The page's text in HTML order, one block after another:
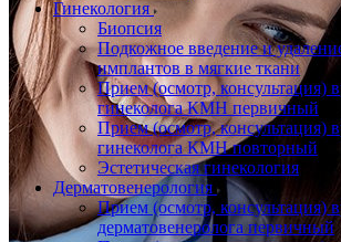
Гинекология
Биопсия
Подкожное введение и
имплантов в мягкие ткани
Прием (осмотр, консультация)
гинеколога КМН первичный
Прием (осмотр, консультация)
гинеколога КМН повторный
Эстетическая гинекология
Дерматовенерология
Прием (осмотр, консультация)
дерматовенеролога первичный